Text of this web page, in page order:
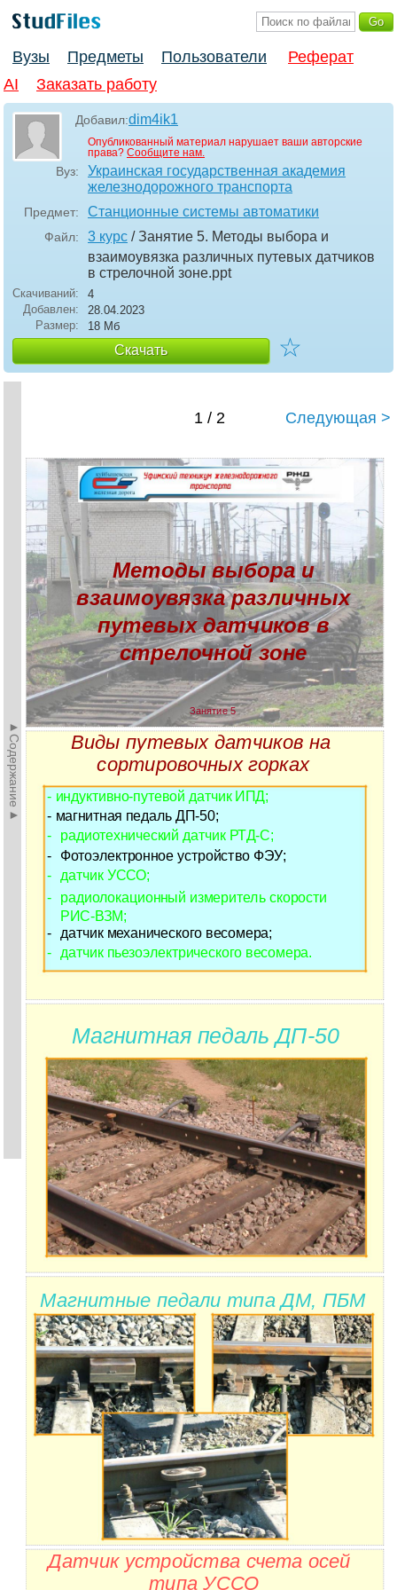
Вузы Предметы Пользователи
Реферат
AI
Заказать работу
Добавил:dim4ik1
Опубликованный материал нарушает ваши авторские
права? Сообщите нам.
Вуз:
Украинская государственная академия
железнодорожного транспорта
Предмет: Станционные системы автоматики
Файл: 3 курс / Занятие 5. Методы выбора и
взаимоувязка различных путевых датчиков
в стрелочной зоне.ppt
Скачиваний:
4
Добавлен:
28.04.2023
Размер:
18 Мб
Скачать ☆
►Содержание►
1 / 2 Следующая >
Методы выбора и
взаимоувязка различных
путевых датчиков в
стрелочной зоне
Занятие 5
Виды путевых датчиков на
сортировочных горках
- индуктивно-путевой датчик ИПД;
- магнитная педальДП-50;
-
радиотехнический датчик РТД-С;
- Фотоэлектронное устройство ФЭУ;
- датчик УССО;
- радиолокационный измеритель скорости
РИС-ВЗМ;
- датчик механического весомера;
- датчик пьезоэлектрического весомера.
Магнитная педаль ДП-50
Магнитные педали типа ДМ, ПБМ
Датчик устройства счета осей
типа УССО